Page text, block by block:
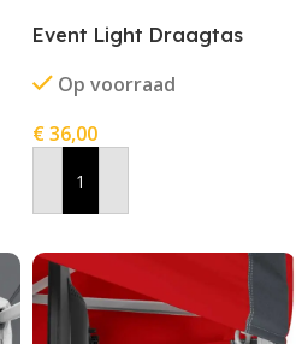
Event Light Draagtas
Op voorraad
€36,00
In Winkelwagen